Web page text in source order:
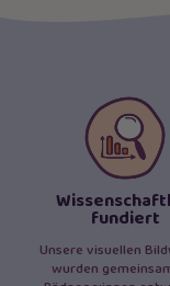
fundiert
Unsere visuellen
wurden